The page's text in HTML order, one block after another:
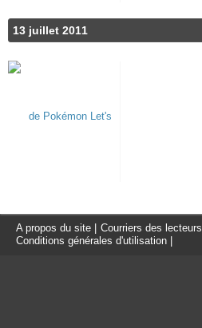
13 juillet 2011
A propos du site Courriers des lecteurs
Conditions générales d'utilisation